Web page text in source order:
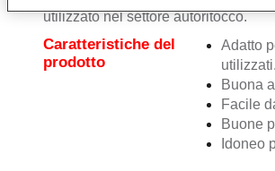
utilizzato nel settore autoritocco.
Caratteristiche del
prodotto
Adatto
utilizzati.
Buona
Facile
Buone
Idoneo